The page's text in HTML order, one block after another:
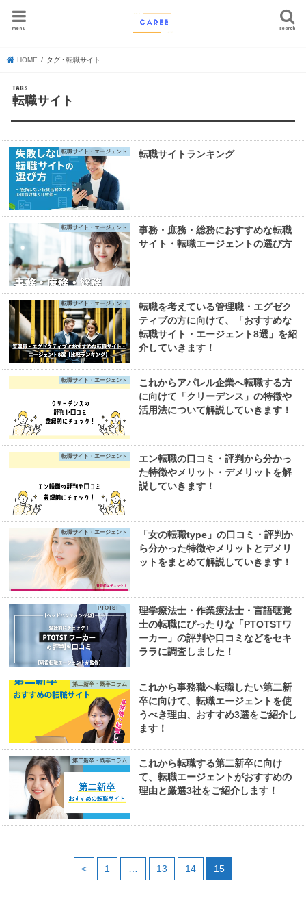
search
menu
HOME タグ : 転職サイト
転職サイト
転職サイト・エージェント 転職サイトランキング
転職サイト・エージェント
事務・庶務・総務におすすめな転職
サイト・転職エージェントの選び方
転職サイト・エージェント
転職を考えている管理職・エグゼク
ティブの方に向けて、「おすすめな
転職サイト・エージェント8選」を紹
介していきます！
転職サイト・エージェント
これからアパレル企業へ転職する方
に向けて「クリーデンス」の特徴や
活用法について解説していきます！
転職サイト・エージェント
エン転職の口コミ・評判から分かっ
た特徴やメリット・デメリットを解
説していきます！
転職サイト・エージェント
「女の転職type」の口コミ・評判か
ら分かった特徴やメリットとデメリ
ットをまとめて解説していきます！
PTOTST
理学療法士・作業療法士・言語聴覚
士の転職にぴったりな「PTOTSTワ
ーカー」の評判や口コミなどをセキ
ララに調査しました！
第二新卒・既卒コラム
これから事務職へ転職したい第二新
卒に向けて、転職エージェントを使
うべき理由、おすすめ3選をご紹介し
ます！
第二新卒・既卒コラム
これから転職する第二新卒に向け
て、転職エージェントがおすすめの
理由と厳選3社をご紹介します！
< 1 … 13 14 15